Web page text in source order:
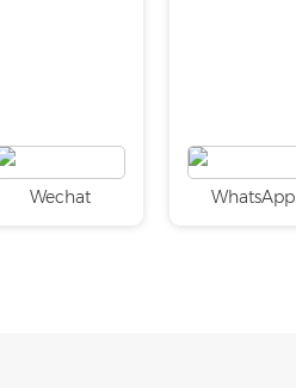
Wechat WhatsApp